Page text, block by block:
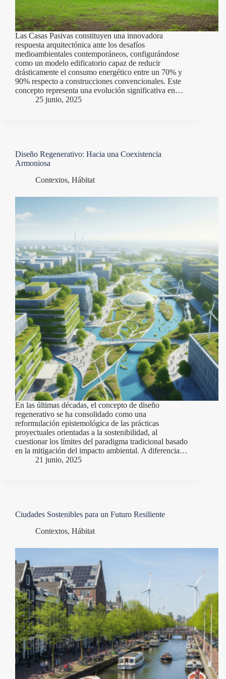
Las Casas Pasivas constituyen una innovadora
respuesta arquitectónica ante los desafíos
medioambientales contemporáneos, configurándose
como un modelo edificatorio capaz de reducir
drásticamente el consumo energético entre un 70% y
90% respecto a construcciones convencionales. Este
concepto representa una evolución significativa en…
25 junio, 2025
Diseño Regenerativo: Hacia una Coexistencia
Armoniosa
Contextos, Hábitat
En las últimas décadas, el concepto de diseño
regenerativo se ha consolidado como una
reformulación epistemológica de las prácticas
proyectuales orientadas a la sostenibilidad, al
cuestionar los límites del paradigma tradicional basado
en la mitigación del impacto ambiental. A diferencia…
21 junio, 2025
Ciudades Sostenibles para un Futuro Resiliente
Contextos, Hábitat